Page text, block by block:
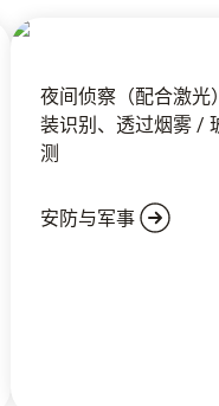
夜间侦察（配合激光
装识别、透过烟雾 /
测
安防与军事